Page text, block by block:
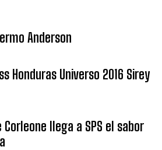
Anderson
Honduras Universo 2016 Sirey
llega a SPS el sabor